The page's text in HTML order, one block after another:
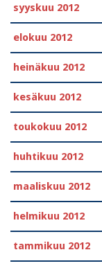
syyskuu 2012
elokuu 2012
heinäkuu 2012
kesäkuu 2012
toukokuu 2012
huhtikuu 2012
maaliskuu 2012
helmikuu 2012
tammikuu 2012